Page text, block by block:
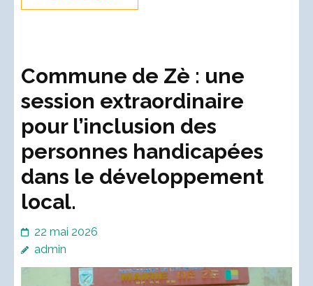
Commune de Zè : une
session extraordinaire
pour l’inclusion des
personnes handicapées
dans le développement
local.
22 mai 2026
admin